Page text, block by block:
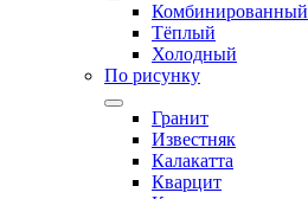
Комбинированный
Тёплый
Холодный
По рисунку
Гранит
Известняк
Калакатта
Кварцит